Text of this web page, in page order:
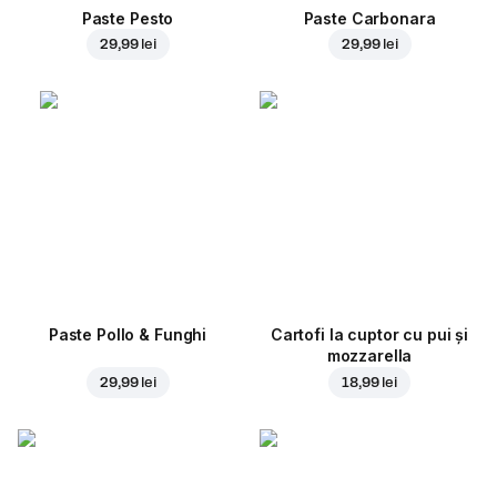
Paste Pesto
29,99 lei
Paste Carbonara
29,99 lei
Paste Pollo & Funghi
29,99 lei
Cartofi la cuptor cu pui și
mozzarella
18,99 lei